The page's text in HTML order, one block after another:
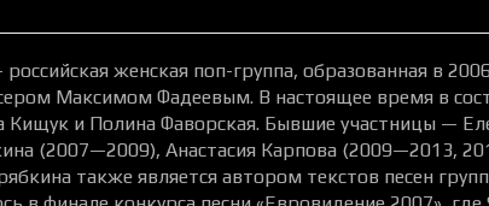
женская поп-группа, образованная в
Максимом Фадеевым. В настоящее время в
Кищук и Полина Фаворская. Бывшие участницы —
(2007—2009), Анастасия Карпова (2009—2013,
также является автором текстов песен